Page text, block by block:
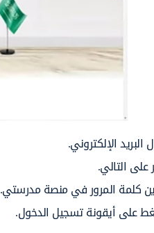
البريد الإلكتروني.
على التالي.
كلمة المرور في منصة مدرستي.
على أيقونة تسجيل الدخول.